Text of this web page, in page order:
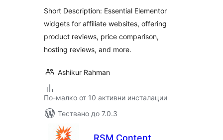
Websites
Short Description: Essential Elementor
widgets for affiliate websites, offering
product reviews, price comparison,
hosting reviews, and more.
Ashikur Rahman
По-малко от 10 активни инсталации
Тествано до 7.0.3
RSM Content